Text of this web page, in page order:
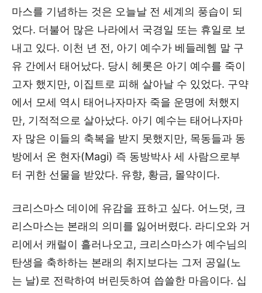
마스를 기념하는 것은 오늘날 전 세계의 풍습이 되
었다. 더불어 많은 나라에서 국경일 또는 휴일로 보
내고 있다. 이천 년 전, 아기 예수가 베들레헴 말 구
유 간에서 태어났다. 당시 헤롯은 아기 예수를 죽이
고자 했지만, 이집트로 피해 살아날 수 있었다. 구약
에서 모세 역시 태어나자마자 죽을 운명에 처했지
만, 기적적으로 살아났다. 아기 예수는 태어나자마
자 많은 이들의 축복을 받지 못했지만, 목동들과 동
방에서 온 현자(Magi) 즉 동방박사 세 사람으로부
터 귀한 선물을 받았다. 유향, 황금, 몰약이다.
크리스마스 데이에 유감을 표하고 싶다. 어느덧, 크
리스마스는 본래의 의미를 잃어버렸다. 라디오와 거
리에서 캐럴이 흘러나오고, 크리스마스가 예수님의
탄생을 축하하는 본래의 취지보다는 그저 공일(노
는 날)로 전락하여 버린듯하여 씁쓸한 마음이다. 십